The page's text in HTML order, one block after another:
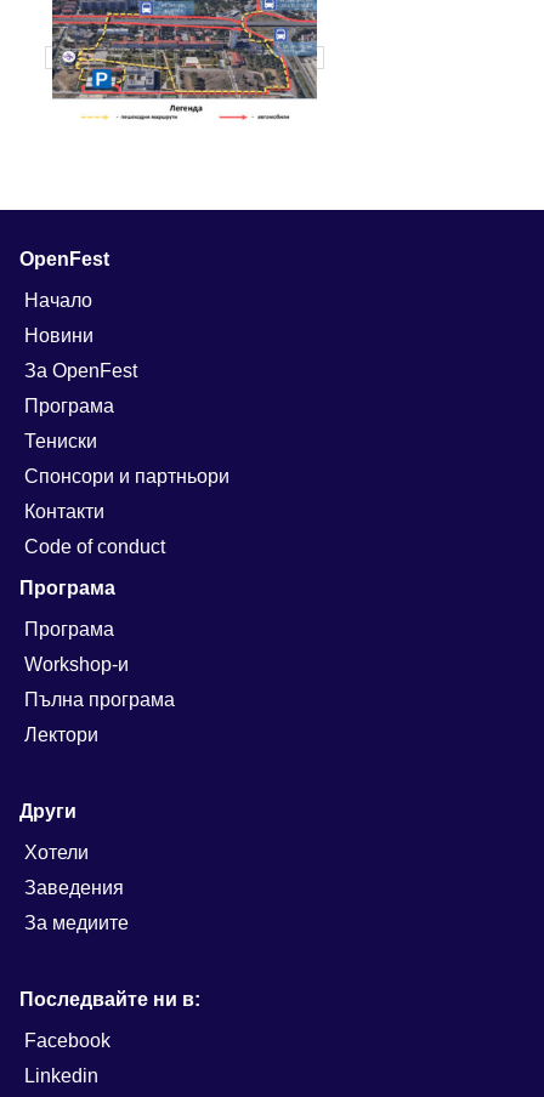
OpenFest
Начало
Новини
За OpenFest
Програма
Тениски
Спонсори и партньори
Контакти
Code of conduct
Програма
Програма
Workshop-и
Пълна програма
Лектори
Други
Хотели
Заведения
За медиите
Последвайте ни в:
Facebook
Linkedin